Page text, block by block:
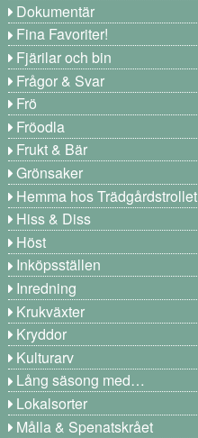
Dokumentär
Fina Favoriter!
Fjärilar och bin
Frågor & Svar
Frö
Fröodla
Frukt & Bär
Grönsaker
Hemma hos Trädgårdstrollet
Hiss & Diss
Höst
Inköpsställen
Inredning
Krukväxter
Kryddor
Kulturarv
Lång säsong med…
Lokalsorter
Målla & Spenatskrået